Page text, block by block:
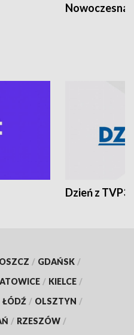
Nowoczesna
Dzień z TVP3
/ GDAŃSK /
/ KIELCE /
ŁÓDŹ / OLSZTYN /
/ RZESZÓW /